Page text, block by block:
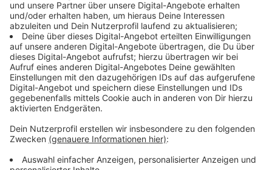
aber auch viele Leverkusener wegen schwächerer
Erkältungssymptome schon krankschreiben – weil wir
durch die negative Nachrichtenlage und generell im
Winter weniger belastbar sind. Insgesamt geht er
davon aus, dass die aktuelle Krankheitswelle noch bis
Anfang März weiterrollen wird, weil sich auch an
Karneval möglicherweise wieder viele Menschen
gegenseitig anstecken werden. Der
Hausärztesprecher rät deshalb, dass wir in großen
Menschenansammlungen aktuell doch nochmal zur